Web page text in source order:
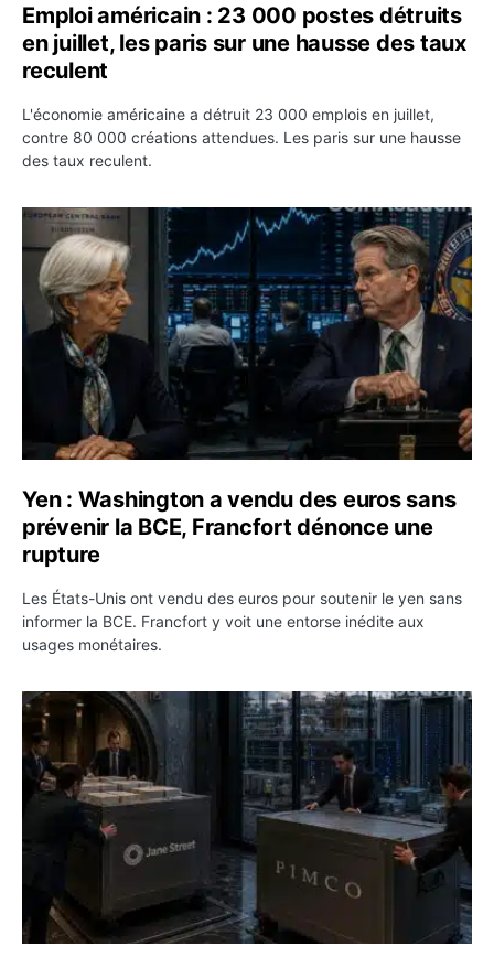
Emploi américain : 23 000 postes détruits
en juillet, les paris sur une hausse des taux
reculent
L'économie américaine a détruit 23 000 emplois en juillet,
contre 80 000 créations attendues. Les paris sur une hausse
des taux reculent.
Yen : Washington a vendu des euros sans prévenir la
Yen : Washington a vendu des euros sans
prévenir la BCE, Francfort dénonce une
rupture
Les États-Unis ont vendu des euros pour soutenir le yen sans
informer la BCE. Francfort y voit une entorse inédite aux
usages monétaires.
Jane Street négocie le transfert de 11 milliards de